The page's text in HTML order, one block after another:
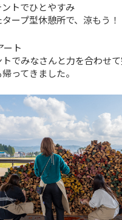
トでひとやすみ
ープ型休憩所で、涼もう！
ト
でみなさんと力を合わせ
ってきました。